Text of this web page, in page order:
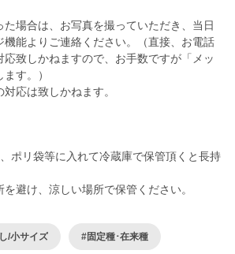
場合は、お写真を撮っていただき、当日
機能よりご連絡ください。（直接、お電話
致しかねますので、お手数ですが「メッ
す。）
ポリ袋等に入れて冷蔵庫で保管頂くと長持
避け、涼しい場所で保管ください。
/小サイズ #固定種･在来種